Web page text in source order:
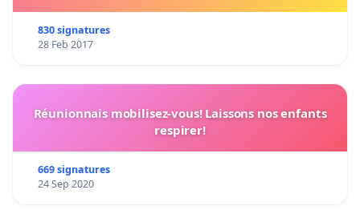
830 signatures
28 Feb 2017
Réunionnais mobilisez-vous! Laissons nos enfants
respirer!
669 signatures
24 Sep 2020